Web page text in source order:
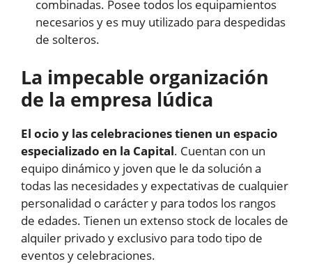
combinadas. Posee todos los equipamientos
necesarios y es muy utilizado para despedidas
de solteros.
La impecable organización
de la empresa lúdica
El ocio y las celebraciones tienen un espacio
especializado en la Capital. Cuentan con un
equipo dinámico y joven que le da solución a
todas las necesidades y expectativas de cualquier
personalidad o carácter y para todos los rangos
de edades. Tienen un extenso stock de locales de
alquiler privado y exclusivo para todo tipo de
eventos y celebraciones.